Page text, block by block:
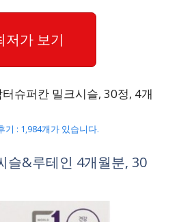
저가 보기
슈퍼칸 밀크시슬, 30정, 4개
기 : 1,984개가 있습니다.
슬&루테인 4개월분, 30